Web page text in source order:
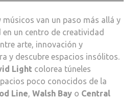
van un paso más allá y
un centro de creatividad
arte, innovación y
y descubre espacios insólitos.
Light colorea túneles
poco conocidos de la
Line, Walsh Bay o Central